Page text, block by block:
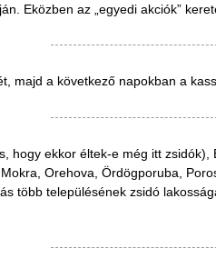
Eközben az „egyedi akciók”
majd a következő napokban a
hogy ekkor éltek-e még itt
Orehova, Ördögporuba,
több településének zsidó